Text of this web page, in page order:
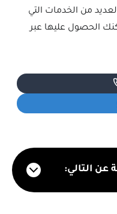
من الخدمات التي
الحصول عليها عبر
عن التالي: